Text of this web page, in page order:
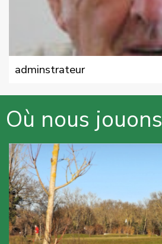
adminstrateur
Où nous jouons